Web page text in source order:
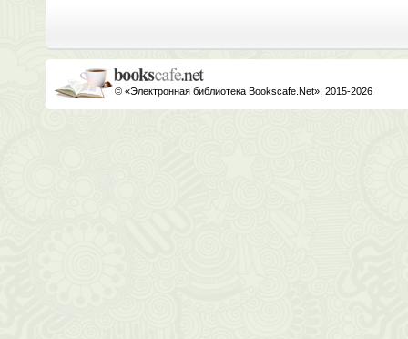
© «Электронная библиотека Bookscafe.Net», 2015-2026